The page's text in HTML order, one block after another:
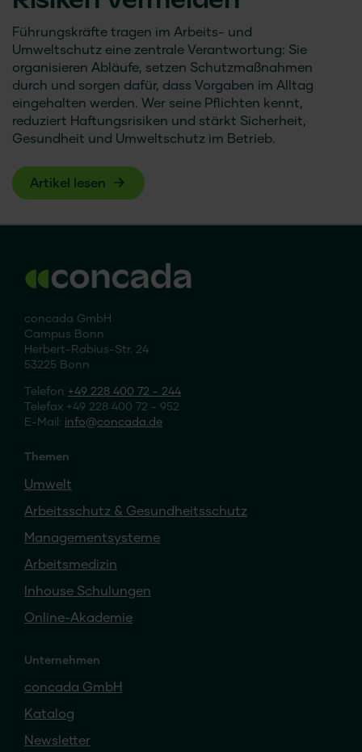
Führungskräfte tragen im Arbeits- und
Umweltschutz eine zentrale Verantwortung: Sie
organisieren Abläufe, setzen Schutzmaßnahmen
durch und sorgen dafür, dass Vorgaben im Alltag
eingehalten werden. Wer seine Pflichten kennt,
reduziert Haftungsrisiken und stärkt Sicherheit,
Gesundheit und Umweltschutz im Betrieb.
Artikel lesen
concada GmbH
Campus Bonn
Herbert-Rabius-Str. 24
53225 Bonn
Telefon +49 228 400 72 - 244
Telefax +49 228 400 72 - 952
E-Mail: info concada.de
Themen
Umwelt
Arbeitsschutz & Gesundheitsschutz
Managementsysteme
Arbeitsmedizin
Inhouse Schulungen
Online-Akademie
Unternehmen
concada GmbH
Katalog
Newsletter